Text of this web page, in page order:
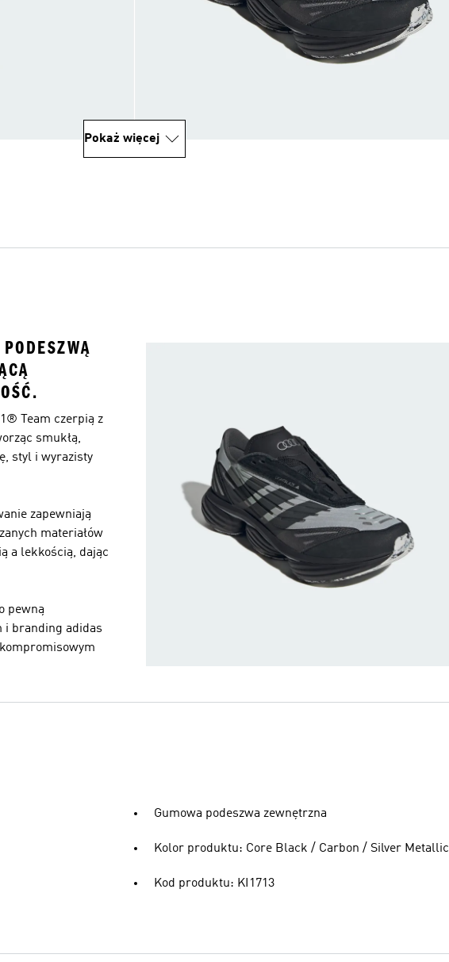
Pokaż więcej
Team czerpią z
smukłą,
styl i wyrazisty
zapewniają
materiałów
a lekkością, dając
pewną
i branding adidas
Gumowa podeszwa zewnętrzna
Kolor produktu: Core Black / Carbon / Silver Metallic
Kod produktu: KI1713